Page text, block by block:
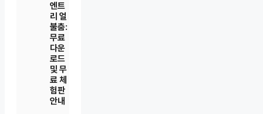
엔트
리 얼
불춤:
무료
다운
로드
및 무
료 체
험판
안내